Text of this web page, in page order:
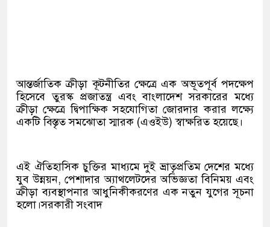
আন্তর্জাতিক ক্রীড়া কূটনীতির ক্ষেত্রে এক অভূতপূর্ব পদক্ষেপ
হিসেবে তুরস্ক প্রজাতন্ত্র এবং বাংলাদেশ সরকারের মধ্যে
ক্রীড়া ক্ষেত্রে দ্বিপাক্ষিক সহযোগিতা জোরদার করার লক্ষ্যে
একটি বিস্তৃত সমঝোতা স্মারক (এওইউ) স্বাক্ষরিত হয়েছে।
এই ঐতিহাসিক চুক্তির মাধ্যমে দুই ভ্রাতৃপ্রতিম দেশের মধ্যে
যুব উন্নয়ন, পেশাদার অ্যাথলেটদের অভিজ্ঞতা বিনিময় এবং
ক্রীড়া ব্যবস্থাপনার আধুনিকীকরণের এক নতুন যুগের সূচনা
হলো।সরকারী সংবাদ